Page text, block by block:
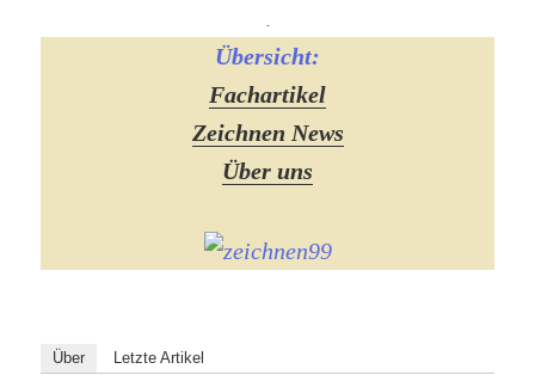
-
Übersicht:
Fachartikel
Zeichnen News
Über uns
Über Letzte Artikel